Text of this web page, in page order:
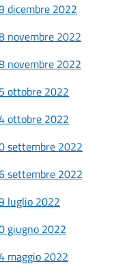
dicembre 2022
novembre 2022
novembre 2022
ottobre 2022
ottobre 2022
settembre 2022
settembre 2022
luglio 2022
giugno 2022
maggio 2022